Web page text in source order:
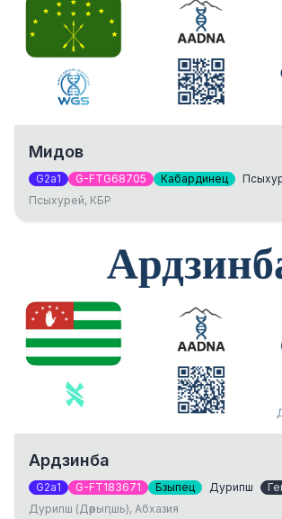
Мидов
G2a1 G-FTG68705 Кабардинец
Псыхурей, КБР
Ардзинба
G2a1 G-FT183671 Бзыпец Дурипш
Дурипш (Дәрыԥшь), Абхазия